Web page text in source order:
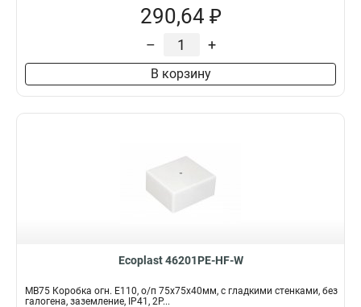
290,64 ₽
– +
В корзину
Ecoplast 46201PE-HF-W
MB75 Коробка огн. E110, о/п 75х75х40мм, с гладкими стенками, без
галогена, заземление, IP41, 2P...